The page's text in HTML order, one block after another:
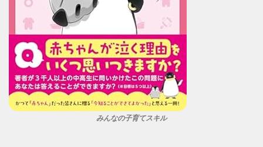
みんなの子育てスキル